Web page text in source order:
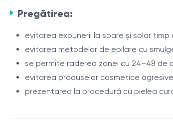
cu factorii hormonali.
Laserul Alexandrite de 755 nm
tratată.
Indicații
păr nedorit în zona areolară;
Pregătirea:
evitarea expunerii la soare și solar
evitarea metodelor de epilare cu
se permite raderea zonei cu 24–48 de
evitarea produselor cosmetice
prezentarea la procedură cu pielea